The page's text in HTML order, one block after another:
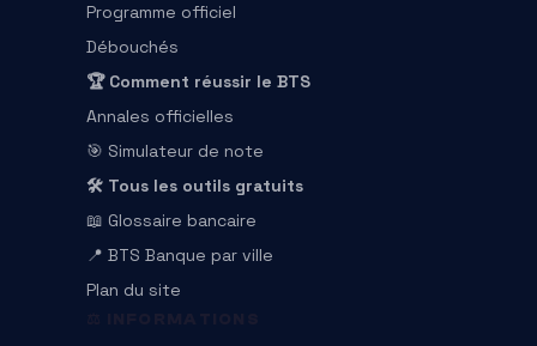
Programme officiel
Débouchés
🏆 Comment réussir le BTS
Annales officielles
🎯 Simulateur de note
🛠️ Tous les outils gratuits
📖 Glossaire bancaire
📍 BTS Banque par ville
Plan du site